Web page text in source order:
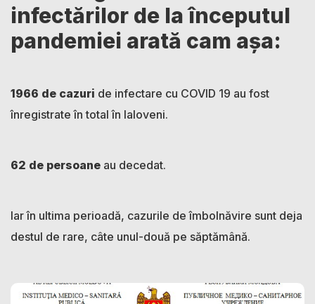
infectărilor de la începutul
pandemiei arată cam așa:
1966 de cazuri de infectare cu COVID 19 au fost
înregistrate în total în Ialoveni.
62 de persoane au decedat.
Iar în ultima perioadă, cazurile de îmbolnăvire sunt deja
destul de rare, câte unul-două pe săptămână.